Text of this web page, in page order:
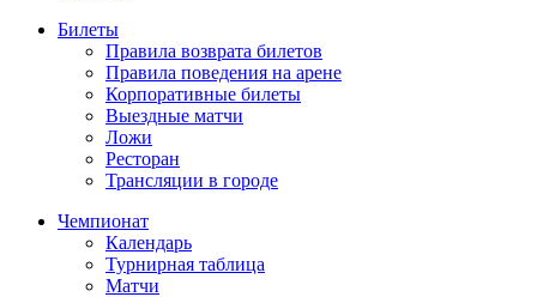
Билеты
Правила возврата билетов
Правила поведения на арене
Корпоративные билеты
Выездные матчи
Ложи
Ресторан
Трансляции в городе
Чемпионат
Календарь
Турнирная таблица
Матчи